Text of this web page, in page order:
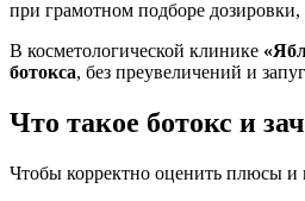
при грамотном подборе
В косметологической клинике
ботокса, без преувеличений и
Что такое ботокс и
Чтобы корректно оценить плюсы и